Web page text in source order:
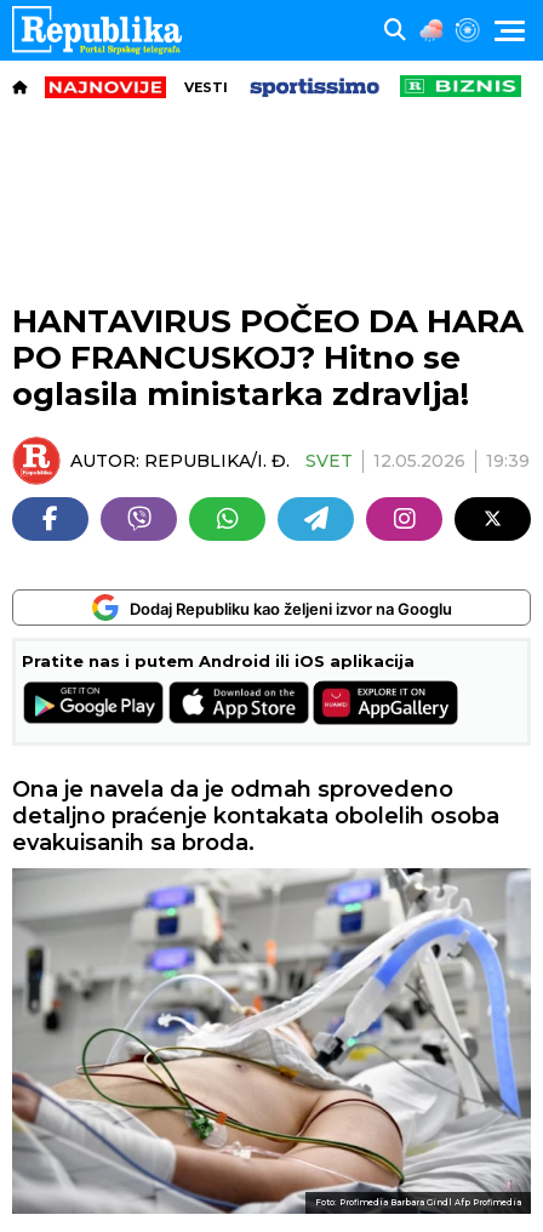
VESTI
HANTAVIRUS POČEO DA HARA
PO FRANCUSKOJ? Hitno se
oglasila ministarka zdravlja!
AUTOR: REPUBLIKA/I. Đ. SVET 12.05.2026 19:39
Dodaj Republiku kao željeni izvor na Googlu
Pratite nas i putem Android ili iOS aplikacija
Ona je navela da je odmah sprovedeno
detaljno praćenje kontakata obolelih osoba
evakuisanih sa broda.
Foto: Profimedia Barbara Gindl Afp Profimedia